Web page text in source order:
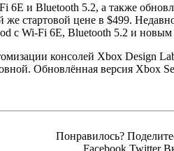
6E и Bluetooth 5.2, а также
стартовой цене в $499.
с Wi-Fi 6E, Bluetooth 5.2 и новым
консолей Xbox Design
Обновлённая версия Xbox
Понравилось?
Facebook Twitter